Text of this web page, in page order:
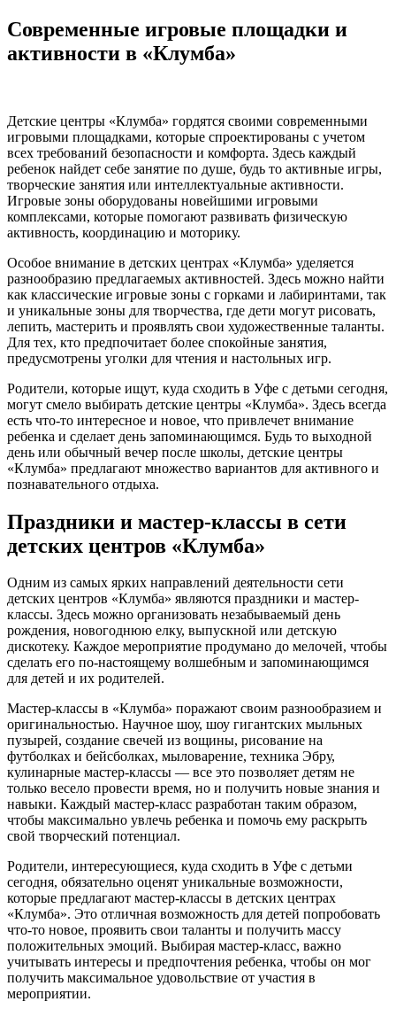
Современные игровые площадки и
активности в «Клумба»
Детские центры «Клумба» гордятся своими современными
игровыми площадками, которые спроектированы с учетом
всех требований безопасности и комфорта. Здесь каждый
ребенок найдет себе занятие по душе, будь то активные игры,
творческие занятия или интеллектуальные активности.
Игровые зоны оборудованы новейшими игровыми
комплексами, которые помогают развивать физическую
активность, координацию и моторику.
Особое внимание в детских центрах «Клумба» уделяется
разнообразию предлагаемых активностей. Здесь можно найти
как классические игровые зоны с горками и лабиринтами, так
и уникальные зоны для творчества, где дети могут рисовать,
лепить, мастерить и проявлять свои художественные таланты.
Для тех, кто предпочитает более спокойные занятия,
предусмотрены уголки для чтения и настольных игр.
Родители, которые ищут, куда сходить в Уфе с детьми сегодня,
могут смело выбирать детские центры «Клумба». Здесь всегда
есть что-то интересное и новое, что привлечет внимание
ребенка и сделает день запоминающимся. Будь то выходной
день или обычный вечер после школы, детские центры
«Клумба» предлагают множество вариантов для активного и
познавательного отдыха.
Праздники и мастер-классы в сети
детских центров «Клумба»
Одним из самых ярких направлений деятельности сети
детских центров «Клумба» являются праздники и мастер-
классы. Здесь можно организовать незабываемый день
рождения, новогоднюю елку, выпускной или детскую
дискотеку. Каждое мероприятие продумано до мелочей, чтобы
сделать его по-настоящему волшебным и запоминающимся
для детей и их родителей.
Мастер-классы в «Клумба» поражают своим разнообразием и
оригинальностью. Научное шоу, шоу гигантских мыльных
пузырей, создание свечей из вощины, рисование на
футболках и бейсболках, мыловарение, техника Эбру,
кулинарные мастер-классы — все это позволяет детям не
только весело провести время, но и получить новые знания и
навыки. Каждый мастер-класс разработан таким образом,
чтобы максимально увлечь ребенка и помочь ему раскрыть
свой творческий потенциал.
Родители, интересующиеся, куда сходить в Уфе с детьми
сегодня, обязательно оценят уникальные возможности,
которые предлагают мастер-классы в детских центрах
«Клумба». Это отличная возможность для детей попробовать
что-то новое, проявить свои таланты и получить массу
положительных эмоций. Выбирая мастер-класс, важно
учитывать интересы и предпочтения ребенка, чтобы он мог
получить максимальное удовольствие от участия в
мероприятии.